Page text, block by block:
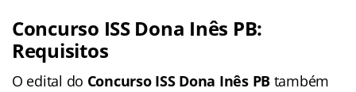
Concurso ISS Dona Inês PB:
Requisitos
O edital do Concurso ISS Dona Inês PB também